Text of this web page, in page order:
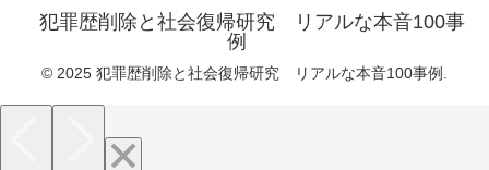
犯罪歴削除と社会復帰研究 リアルな本音100事
例
© 2025 犯罪歴削除と社会復帰研究 リアルな本音100事例.